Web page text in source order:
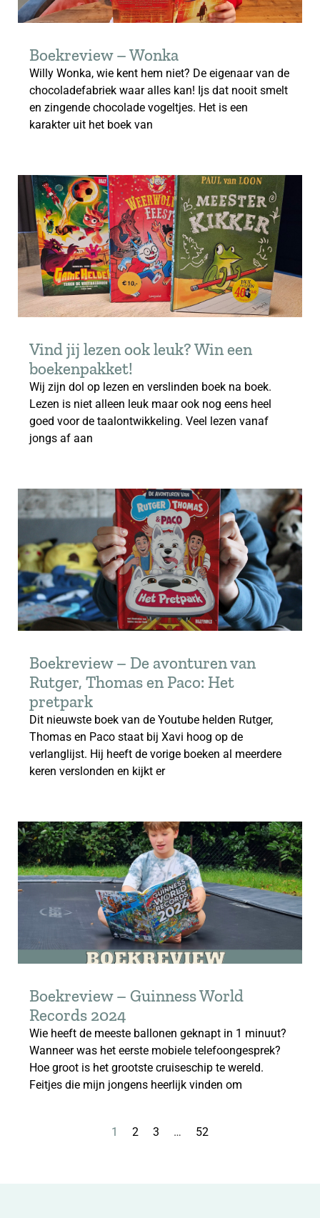
Boekreview – Wonka
Willy Wonka, wie kent hem niet? De eigenaar van de
chocoladefabriek waar alles kan! Ijs dat nooit smelt
en zingende chocolade vogeltjes. Het is een
karakter uit het boek van
Vind jij lezen ook leuk? Win een
boekenpakket!
Wij zijn dol op lezen en verslinden boek na boek.
Lezen is niet alleen leuk maar ook nog eens heel
goed voor de taalontwikkeling. Veel lezen vanaf
jongs af aan
Boekreview – De avonturen van
Rutger, Thomas en Paco: Het
pretpark
Dit nieuwste boek van de Youtube helden Rutger,
Thomas en Paco staat bij Xavi hoog op de
verlanglijst. Hij heeft de vorige boeken al meerdere
keren verslonden en kijkt er
Boekreview – Guinness World
Records 2024
Wie heeft de meeste ballonen geknapt in 1 minuut?
Wanneer was het eerste mobiele telefoongesprek?
Hoe groot is het grootste cruiseschip te wereld.
Feitjes die mijn jongens heerlijk vinden om
1 2 3 … 52